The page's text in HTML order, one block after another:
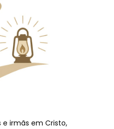
e irmãs em Cristo,